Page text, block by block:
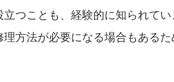
つことも、経験的に知られてい
方法が必要になる場合もある